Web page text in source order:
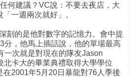
何建議？VC說：不要去夜店，大
一週兩次就好」。
刻的是他對數字的記憶力。會中提
分，他馬上插話說，他的單場最高
一次就是對現在的隊友Jason
北卡大的畢業典禮取得大學學位
在2001年5月20日暴龍對76人季後